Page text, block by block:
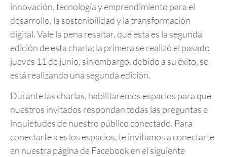
innovación, tecnología y emprendimiento para el
desarrollo, la sostenibilidad y la transformación
digital. Vale la pena resaltar, que esta es la segunda
edición de esta charla; la primera se realizó el pasado
jueves 11 de junio, sin embargo, debido a su éxito, se
está realizando una segunda edición.
Durante las charlas, habilitaremos espacios para que
nuestros invitados respondan todas las preguntas e
inquietudes de nuestro público conectado. Para
conectarte a estos espacios, te invitamos a conectarte
en nuestra página de Facebook en el siguiente